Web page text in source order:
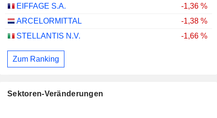
EIFFAGE S.A.
-1,36 %
ARCELORMITTAL
-1,38 %
STELLANTIS N.V.
-1,66 %
Zum Ranking
Sektoren-Veränderungen